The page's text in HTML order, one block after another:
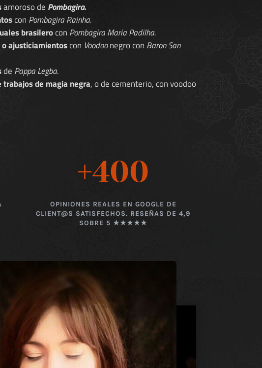
amoroso de Pombagira.
con Pombagira Rainha.
brasilerocon Pombagira Maria Padilha.
ajusticiamientoscon Voodoonegro con Baron San
de Pappa Legba.
trabajos de magia negra, o de cementerio, con voodoo
+400
OPINIONES REALES EN GOOGLE DE
CLIENT@S SATISFECHOS. RESEÑAS DE 4,9
SOBRE 5 ★★★★★